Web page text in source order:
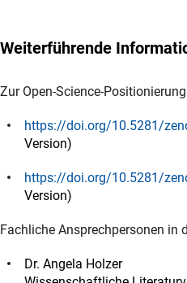
Weiterführende
Zur Open-Science-
https://doi.org/10.5281/
Version)
https://doi.org/10.5281/
Version)
Fachliche Ansprechpersonen in
Dr. Angela Holzer